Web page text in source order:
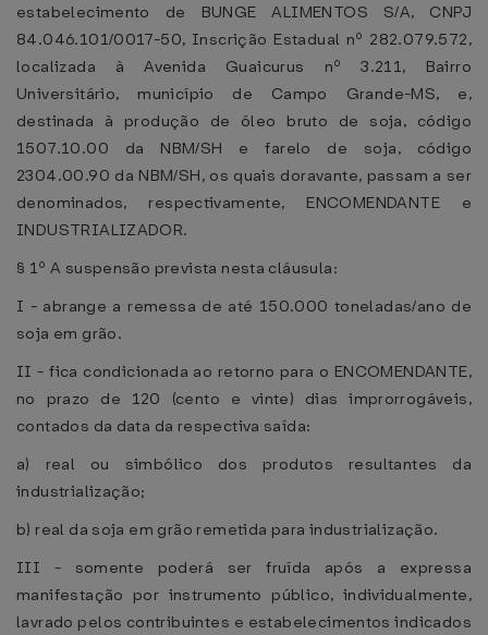
estabelecimento de BUNGE ALIMENTOS S/A, CNPJ
84.046.101/0017-50, Inscrição Estadual nº 282.079.572,
localizada à Avenida Guaicurus nº 3.211, Bairro
Universitário, município de Campo Grande-MS, e,
destinada à produção de óleo bruto de soja, código
1507.10.00 da NBM/SH e farelo de soja, código
2304.00.90 da NBM/SH, os quais doravante, passam a ser
denominados, respectivamente, ENCOMENDANTE e
INDUSTRIALIZADOR.
§ 1º A suspensão prevista nesta cláusula:
I - abrange a remessa de até 150.000 toneladas/ano de
soja em grão.
II - fica condicionada ao retorno para o ENCOMENDANTE,
no prazo de 120 (cento e vinte) dias improrrogáveis,
contados da data da respectiva saída:
a) real ou simbólico dos produtos resultantes da
industrialização;
b) real da soja em grão remetida para industrialização.
III - somente poderá ser fruída após a expressa
manifestação por instrumento público, individualmente,
lavrado pelos contribuintes e estabelecimentos indicados